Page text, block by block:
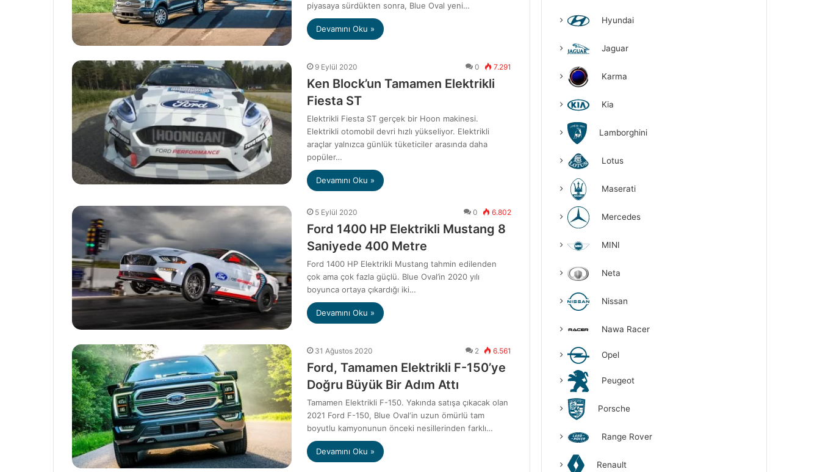
piyasaya sürdükten sonra, Blue Oval yeni…
Devamını Oku »
9 Eylül 2020 0 7.291
Ken Block’un Tamamen Elektrikli
Fiesta ST
Elektrikli Fiesta ST gerçek bir Hoon makinesi.
Elektrikli otomobil devri hızlı yükseliyor. Elektrikli
araçlar yalnızca günlük tüketiciler arasında daha
popüler…
Devamını Oku »
5 Eylül 2020 0 6.802
Ford 1400 HP Elektrikli Mustang 8
Saniyede 400 Metre
Ford 1400 HP Elektrikli Mustang tahmin edilenden
çok ama çok fazla güçlü. Blue Oval’in 2020 yılı
boyunca ortaya çıkardığı iki…
Devamını Oku »
31 Ağustos 2020 2 6.561
Ford, Tamamen Elektrikli F-150’ye
Doğru Büyük Bir Adım Attı
Tamamen Elektrikli F-150. Yakında satışa çıkacak olan
2021 Ford F-150, Blue Oval‘in uzun ömürlü tam
boyutlu kamyonunun önceki nesillerinden farklı…
Devamını Oku »
Hyundai
Jaguar
Karma
Kia
Lamborghini
Lotus
Maserati
Mercedes
MINI
Neta
Nissan
Nawa Racer
Opel
Peugeot
Porsche
Range Rover
Renault